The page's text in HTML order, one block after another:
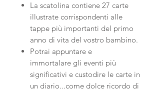
La scatolina contiene 27 carte
illustrate corrispondenti alle
tappe più importanti del primo
anno di vita del vostro bambino.
Potrai appuntare e
immortalare gli eventi più
significativi e custodire le carte in
un diario...come dolce ricordo di